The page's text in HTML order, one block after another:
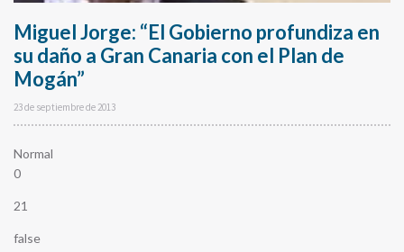
Miguel Jorge: “El Gobierno profundiza en
su daño a Gran Canaria con el Plan de
Mogán”
23 de septiembre de 2013
Normal
0
21
false